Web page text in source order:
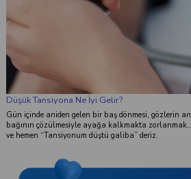
Medikal Nedir?
Medikal” denildiğinde, çoğu zaman zihinde hemen
karmaşık cihazlar canlanır. Ama aslında konu
Medikal kavramı, insan sağlığıyla doğrudan ya da